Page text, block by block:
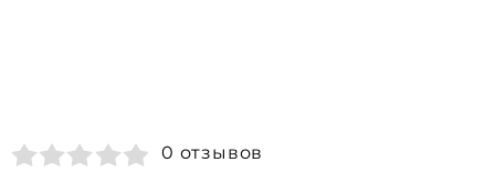
0 отзывов